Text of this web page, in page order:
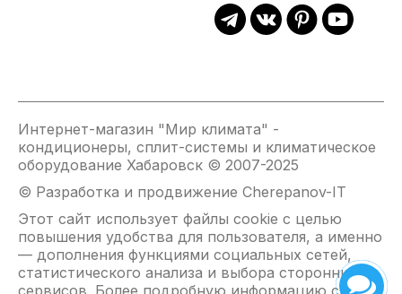
Интернет-магазин "Мир климата" -
кондиционеры, сплит-системы и климатическое
оборудование Хабаровск © 2007-2025
© Разработка и продвижение Cherepanov-IT
Этот сайт использует файлы cookie с целью
повышения удобства для пользователя, а именно
— дополнения функциями социальных сетей,
статистического анализа и выбора сторонних
сервисов. Более подробную информацию см. на